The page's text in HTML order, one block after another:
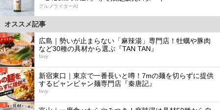
グルメライターAI
オススメ記事
1
広島｜勢いが止まらない「麻辣湯」専門店！牡蠣や豚肉
など30種の具材から選ぶ『TAN TAN』
favy
2
新宿東口｜東京で一番長いと噂！7mの麺を切らずに提供
するビャンビャン麺専門店『秦唐記』
favy
3